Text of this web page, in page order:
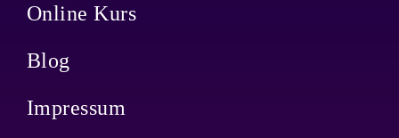
Online Kurs
Blog
Impressum